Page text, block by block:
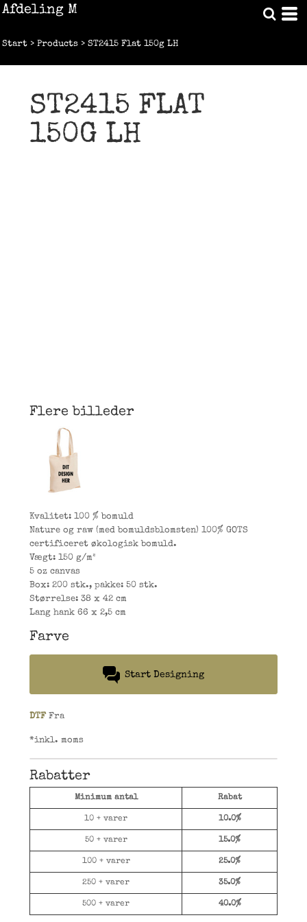
Afdeling M
Start > Products > ST2415 Flat 150g LH
ST2415 FLAT
150G LH
Flere billeder
Kvalitet: 100 % bomuld
Nature og raw (med bomuldsblomsten) 100% GOTS
certificeret økologisk bomuld.
Vægt: 150 g/m²
5 oz canvas
Box: 200 stk., pakke: 50 stk.
Størrelse: 38 x 42 cm
Lang hank 66 x 2,5 cm
Farve
Start Designing
DTF Fra
*inkl. moms
Rabatter
Minimum antal Rabat
10 + varer 10.0%
50 + varer 15.0%
100 + varer 25.0%
250 + varer 35.0%
500 + varer 40.0%